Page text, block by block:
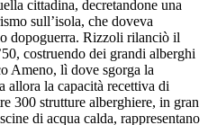
cittadina, decretandone una
sull’isola, che doveva
dopoguerra. Rizzoli rilanciò il
costruendo dei grandi alberghi
Ameno, lì dove sgorga la
allora la capacità recettiva di
300 strutture alberghiere, in gran
di acqua calda, rappresentano